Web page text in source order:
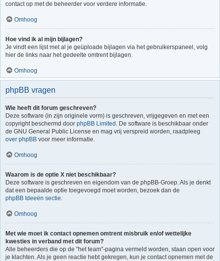
contact op met de beheerder voor verdere informatie.
Omhoog
Hoe vind ik al mijn bijlagen?
Je vindt een lijst met al je geüploade bijlagen via het gebruikerspaneel, volg
hier de links naar het gedeelte omtrent bijlagen.
Omhoog
phpBB vragen
Wie heeft dit forum geschreven?
Deze software (in zijn originele vorm) is geschreven, vrijgegeven en met een
copyright beschermd door phpBB Limited . De software is beschikbaar onder
de GNU General Public License en mag vrij verspreid worden, raadpleeg
over phpBB voor meer informatie.
Omhoog
Waarom is de optie X niet beschikbaar?
Deze software is geschreven en eigendom van de phpBB-Groep. Als je denkt
dat een bepaalde optie toegevoegd moet worden, bezoek dan de
phpBB Ideeën sectie.
Omhoog
Met wie moet ik contact opnemen omtrent misbruik en/of wettelijke
kwesties in verband met dit forum?
Alle beheerders die op de "het team"-pagina vermeld worden, staan open voor
je klachten. Als je geen reactie hebt gekregen, kun je contact opnemen met de